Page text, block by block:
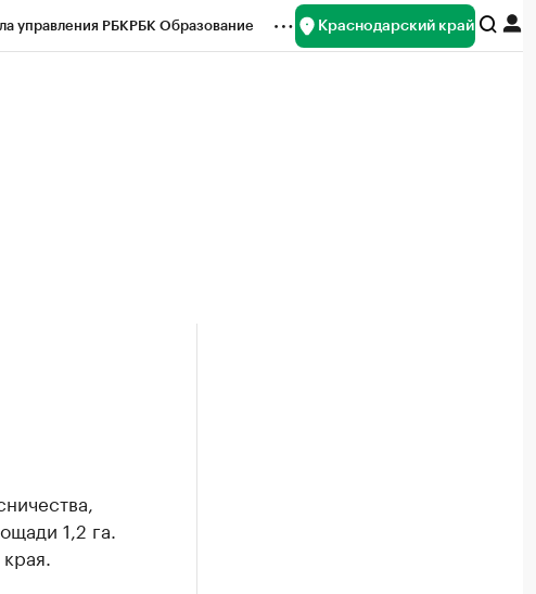
управления РБКРБК Образование Краснодарский край
1,2 га.